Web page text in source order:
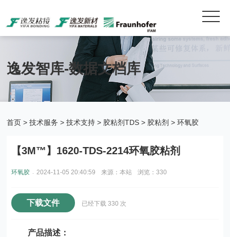
逸发智库-数据文档库
首页 >技术服务 >技术支持 > 胶粘剂TDS > 胶粘剂 >环氧胶
【3M™】1620-TDS-2214环氧胶粘剂
环氧胶 2024-11-05 20:40:59 来源：本站 浏览：330
下载文件 已经下载 330 次
产品描述：